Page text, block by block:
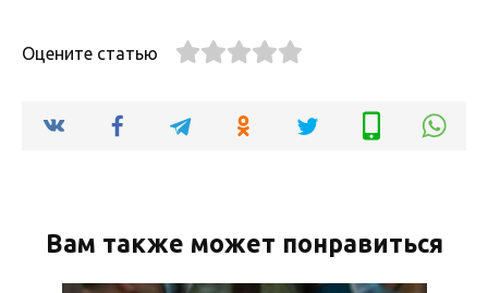
Оцените статью
Вам также может понравиться